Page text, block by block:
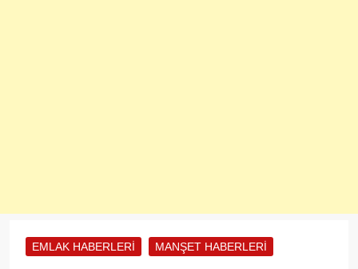
EMLAK HABERLERI MANŞET HABERLERI